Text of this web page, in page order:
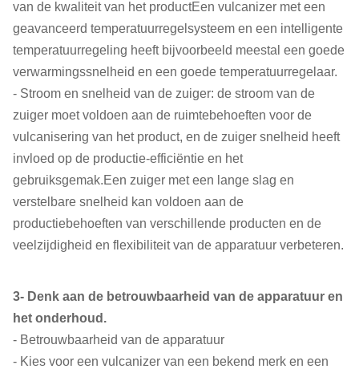
van de kwaliteit van het productEen vulcanizer met een
geavanceerd temperatuurregelsysteem en een intelligente
temperatuurregeling heeft bijvoorbeeld meestal een goede
verwarmingssnelheid en een goede temperatuurregelaar.
- Stroom en snelheid van de zuiger: de stroom van de
zuiger moet voldoen aan de ruimtebehoeften voor de
vulcanisering van het product, en de zuiger snelheid heeft
invloed op de productie-efficiëntie en het
gebruiksgemak.Een zuiger met een lange slag en
verstelbare snelheid kan voldoen aan de
productiebehoeften van verschillende producten en de
veelzijdigheid en flexibiliteit van de apparatuur verbeteren.
3- Denk aan de betrouwbaarheid van de apparatuur en
het onderhoud.
- Betrouwbaarheid van de apparatuur
- Kies voor een vulcanizer van een bekend merk en een